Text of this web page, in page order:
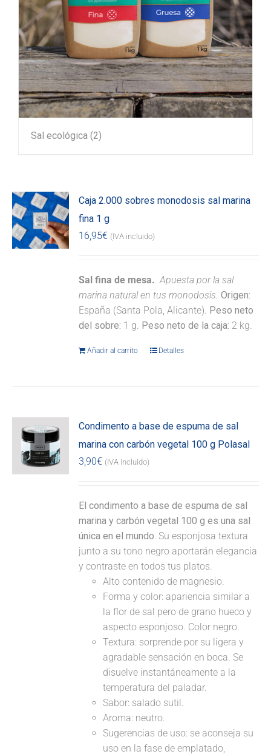
Sal ecológica (2)
Caja 2.000 sobres monodosis sal marina
fina 1 g
16,95€ (IVA incluido)
Sal fina de mesa. Apuesta por la sal
marina natural en tus monodosis. Origen:
España (Santa Pola, Alicante). Peso neto
del sobre: 1 g. Peso neto de la caja: 2 kg.
Añadir al carrito Detalles
Condimento a base de espuma de sal
marina con carbón vegetal 100 g Polasal
3,90€ (IVA incluido)
El condimento a base de espuma de sal
marina y carbón vegetal 100 g es una sal
única en el mundo. Su esponjosa textura
junto a su tono negro aportarán elegancia
y contraste en todos tus platos.
Alto contenido de magnesio.
Forma y color: apariencia similar a
la flor de sal pero de grano hueco y
aspecto esponjoso. Color negro.
Textura: sorprende por su ligera y
agradable sensación en boca. Se
disuelve instantáneamente a la
temperatura del paladar.
Sabor: salado sutil.
Aroma: neutro.
Sugerencias de uso: se aconseja su
uso en la fase de emplatado,